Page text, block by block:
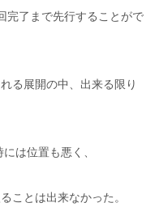
完了まで先行することがで
る展開の中、出来る限り
は位置も悪く、
ことは出来なかった。